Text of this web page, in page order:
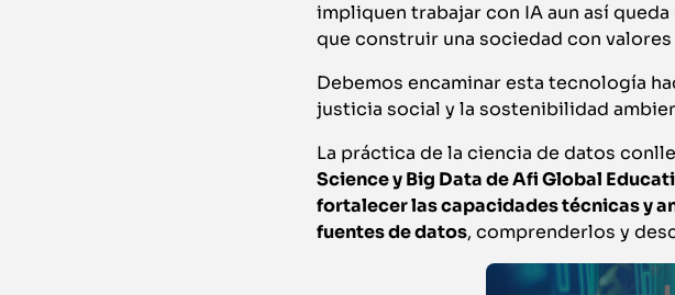
impliquen trabajar con IA aun así
que construir una sociedad con valores
Debemos encaminar esta tecnología
justicia social y la sostenibilidad
La práctica de la ciencia de datos
Science y Big Data de Afi Global
fortalecer las capacidades técnicas y
fuentes de datos, comprenderlos y